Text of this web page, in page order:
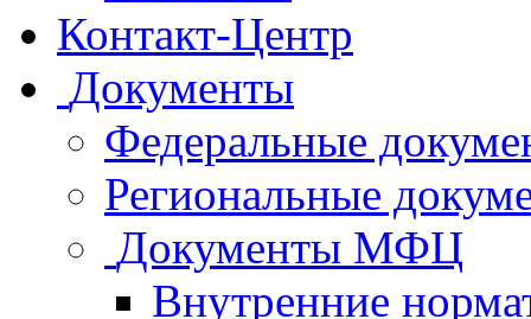
Контакт-Центр
Документы
Федеральные
Региональные
Документы МФЦ
Внутренние